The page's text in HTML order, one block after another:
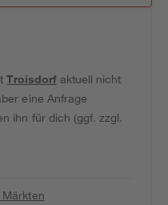
Troisdorfaktuell nicht
eine Anfrage
ihn für dich (ggf. zzgl.